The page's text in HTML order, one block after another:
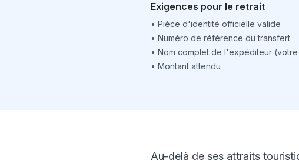
Exigences pour le retrait
• Pièce d'identité officielle valide
• Numéro de référence du transfert
• Nom complet de l'expéditeur (votre
• Montant attendu
Au-delà de ses attraits